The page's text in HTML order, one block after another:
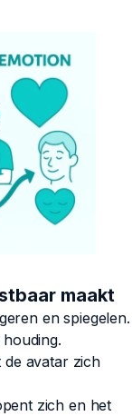
maakt
en spiegelen.
de avatar zich
zich en het